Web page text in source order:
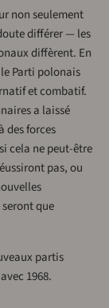
non seulement
différer — les
diffèrent. En
Parti polonais
et combatif.
a laissé
des forces
cela ne peut-être
pas, ou
seront que
partis
1968.